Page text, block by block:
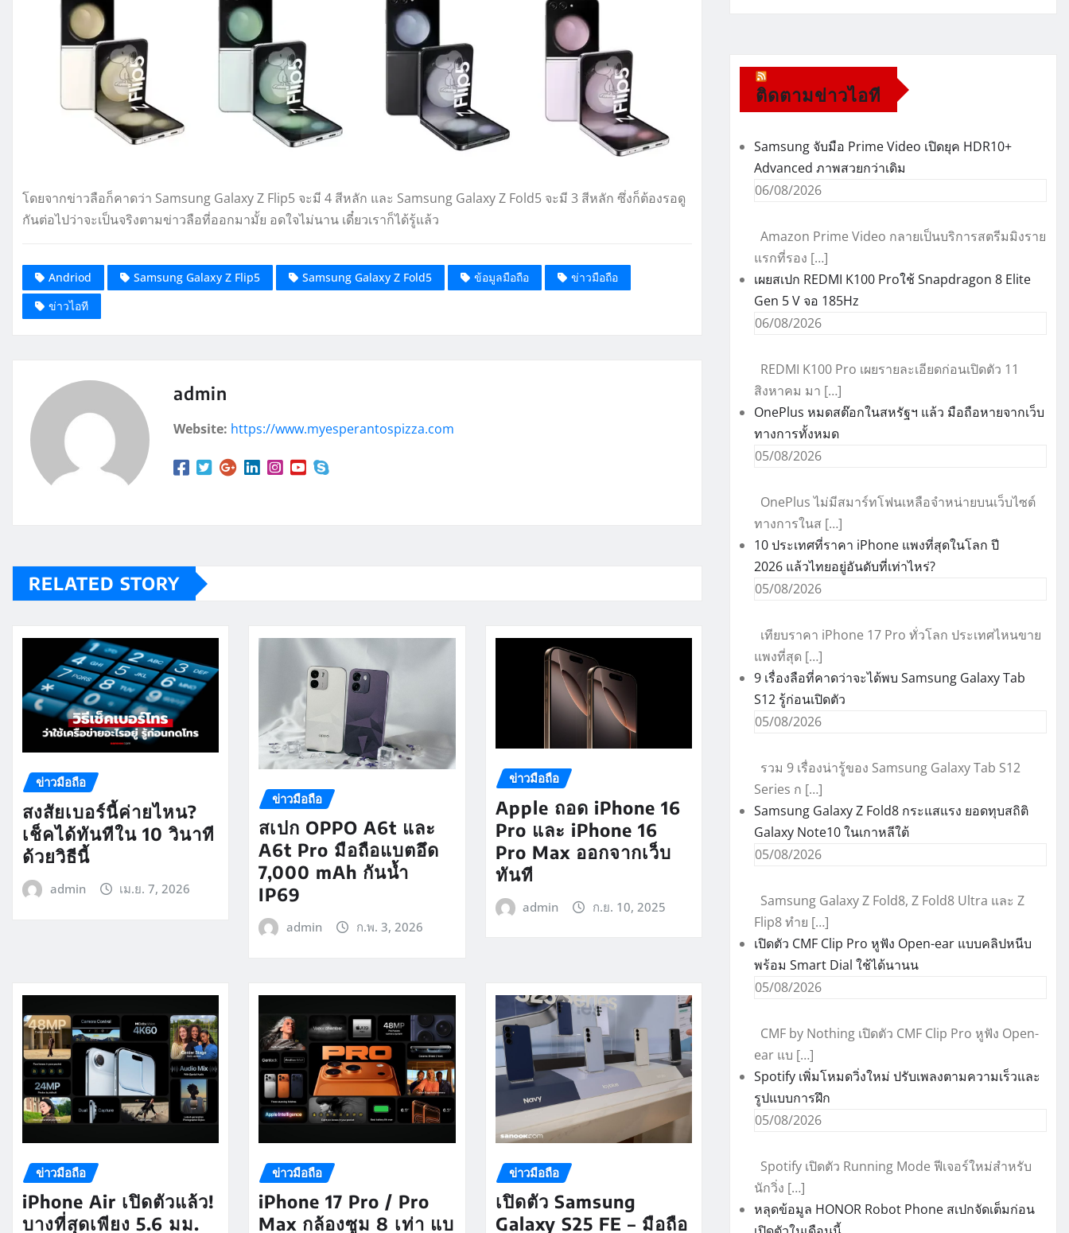
โดยจากข่าวลือก็คาดว่า Samsung Galaxy Z Flip5 จะมี 4 สีหลัก และ Samsung Galaxy Z Fold5 จะมี 3 สีหลัก ซึ่งก็ต้องรอดู
กันต่อไปว่าจะเป็นจริงตามข่าวลือที่ออกมามั้ย อดใจไม่นาน เดี๋ยวเราก็ได้รู้แล้ว
Andriod Samsung Galaxy Z Flip5 Samsung Galaxy Z Fold5 ข้อมูลมือถือ
ข่าวมือถือ
ข่าวไอที
admin
Website: https://www.myesperantospizza.com
RELATED STORY
ข่าวมือถือ
สงสัยเบอร์นี้ค่ายไหน?
เช็คได้ทันทีใน 10 วินาที
ด้วยวิธีนี้
admin เม.ย. 7, 2026
ข่าวมือถือ
สเปก OPPO A6t และ
A6t Pro มือถือแบตอึด
7,000 mAh กันน้ำ
IP69
admin ก.พ. 3, 2026
ข่าวมือถือ
Apple ถอด iPhone 16
Pro และ iPhone 16
Pro Max ออกจากเว็บ
ทันที
admin ก.ย. 10, 2025
ข่าวมือถือ
iPhone Air เปิดตัวแล้ว!
บางที่สุดเพียง 5.6 มม.
ข่าวมือถือ
iPhone 17 Pro / Pro
Max กล้องซูม 8 เท่า แบ
ข่าวมือถือ
เปิดตัว Samsung
Galaxy S25 FE – มือถือ
ติดตามข่าวไอที
Samsung จับมือ Prime Video เปิดยุค HDR10+
Advanced ภาพสวยกว่าเดิม
06/08/2026
Amazon Prime Video กลายเป็นบริการสตรีมมิงราย
แรกที่รอง […]
เผยสเปก REDMI K100 Proใช้ Snapdragon 8 Elite
Gen 5 V จอ 185Hz
06/08/2026
REDMI K100 Pro เผยรายละเอียดก่อนเปิดตัว 11
สิงหาคม มา […]
OnePlus หมดสต๊อกในสหรัฐฯ แล้ว มือถือหายจากเว็บ
ทางการทั้งหมด
05/08/2026
OnePlus ไม่มีสมาร์ทโฟนเหลือจำหน่ายบนเว็บไซต์
ทางการในส […]
10 ประเทศที่ราคา iPhone แพงที่สุดในโลก ปี
2026 แล้วไทยอยู่อันดับที่เท่าไหร่?
05/08/2026
เทียบราคา iPhone 17 Pro ทั่วโลก ประเทศไหนขาย
แพงที่สุด […]
9 เรื่องลือที่คาดว่าจะได้พบ Samsung Galaxy Tab
S12 รู้ก่อนเปิดตัว
05/08/2026
รวม 9 เรื่องน่ารู้ของ Samsung Galaxy Tab S12
Series ก […]
Samsung Galaxy Z Fold8 กระแสแรง ยอดทุบสถิติ
Galaxy Note10 ในเกาหลีใต้
05/08/2026
Samsung Galaxy Z Fold8, Z Fold8 Ultra และ Z
Flip8 ทำย […]
เปิดตัว CMF Clip Pro หูฟัง Open-ear แบบคลิปหนีบ
พร้อม Smart Dial ใช้ได้นานน
05/08/2026
CMF by Nothing เปิดตัว CMF Clip Pro หูฟัง Open-
ear แบ […]
Spotify เพิ่มโหมดวิ่งใหม่ ปรับเพลงตามความเร็วและ
รูปแบบการฝึก
05/08/2026
Spotify เปิดตัว Running Mode ฟีเจอร์ใหม่สำหรับ
นักวิ่ง […]
หลุดข้อมูล HONOR Robot Phone สเปกจัดเต็มก่อน